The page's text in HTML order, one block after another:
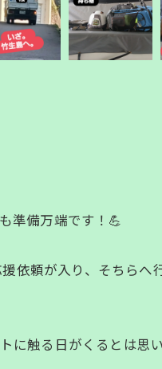
準備万端です！💪
依頼が入り、そちらへ
に触る日がくるとは思